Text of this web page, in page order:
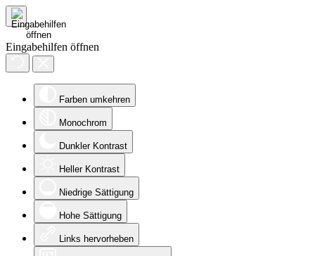
Eingabehilfen öffnen
Farben umkehren
Monochrom
Dunkler Kontrast
Heller Kontrast
Niedrige Sättigung
Hohe Sättigung
Links hervorheben